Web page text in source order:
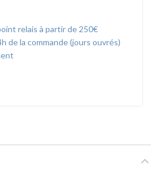
relais à partir de 250€
de la commande (jours ouvrés)